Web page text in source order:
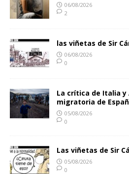
06/08/2026
2
las viñetas de Sir
06/08/2026
0
La crítica de Italia
migratoria de
05/08/2026
0
Las viñetas de Sir
05/08/2026
0